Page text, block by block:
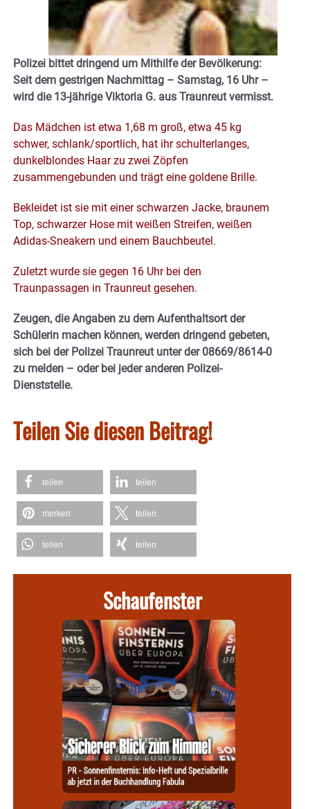
Polizei bittet dringend um Mithilfe der Bevölkerung:
Seit dem gestrigen Nachmittag – Samstag, 16 Uhr –
wird die 13-jährige Viktoria G. aus Traunreut vermisst.
Das Mädchen ist etwa 1,68 m groß, etwa 45 kg
schwer, schlank/sportlich, hat ihr schulterlanges,
dunkelblondes Haar zu zwei Zöpfen
zusammengebunden und trägt eine goldene Brille.
Bekleidet ist sie mit einer schwarzen Jacke, braunem
Top, schwarzer Hose mit weißen Streifen, weißen
Adidas-Sneakern und einem Bauchbeutel.
Zuletzt wurde sie gegen 16 Uhr bei den
Traunpassagen in Traunreut gesehen.
Zeugen, die Angaben zu dem Aufenthaltsort der
Schülerin machen können, werden dringend gebeten,
sich bei der Polizei Traunreut unter der 08669/8614-0
zu melden – oder bei jeder anderen Polizei-
Dienststelle.
Teilen Sie diesen Beitrag!
teilen teilen
merken teilen
teilen teilen
Schaufenster